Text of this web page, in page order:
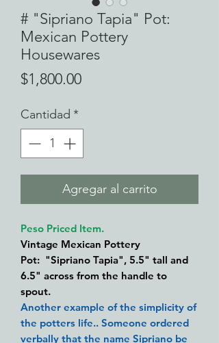
# "Sipriano Tapia" Pot:
Mexican Pottery
Housewares
$1,800.00Precio
Cantidad *
Agregar al carrito
Peso Priced Item.
Vintage Mexican Pottery
Pot: "Sipriano Tapia", 5.5" tall and
6.5" across from the handle to
spout.
Another example of the simplicity of
the potters life.. Someone ordered
verbally that the name Sipriano be